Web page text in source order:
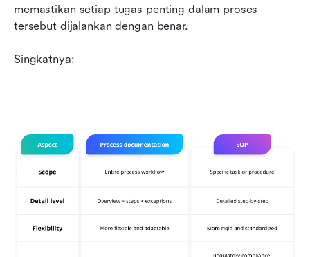
memastikan setiap tugas penting dalam proses
tersebut dijalankan dengan benar.
Singkatnya: